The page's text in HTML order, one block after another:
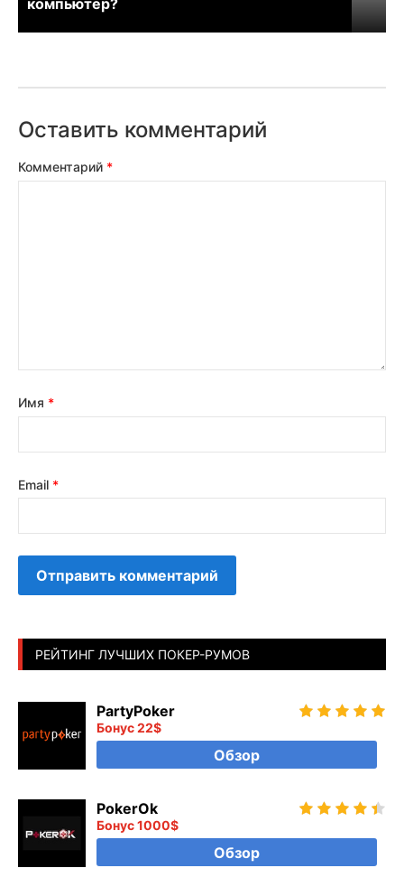
Оставить комментарий
Комментарий *
Имя *
Email *
РЕЙТИНГ ЛУЧШИХ ПОКЕР-РУМОВ
PartyPoker
Бонус 22$
Обзор
PokerOk
Бонус 1000$
Обзор